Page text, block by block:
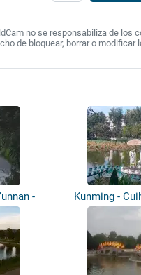
no se responsabiliza de los
de bloquear, borrar o
-
Kunming -